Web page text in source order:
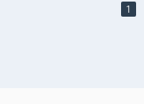
1